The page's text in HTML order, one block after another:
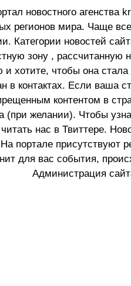
новостного
регионов мира. Чаще
Категории новостей
зону , рассчитанную
хотите, чтобы она
в контактах. Если ваша
контентом в
(при желании). Чтобы
нас в Твиттере.
портале присутствуют
для вас события,
Администрация